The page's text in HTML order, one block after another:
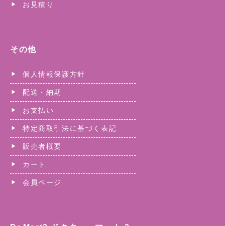
お見積り
その他
個人情報保護方針
配送・納期
お支払い
特定商取引法に基づく表記
販売者概要
カート
会員ページ